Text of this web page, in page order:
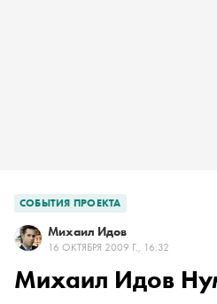
СОБЫТИЯ ПРОЕКТА
Михаил Идов
16 ОКТЯБРЯ 2009 Г., 16:32
Михаил Идов